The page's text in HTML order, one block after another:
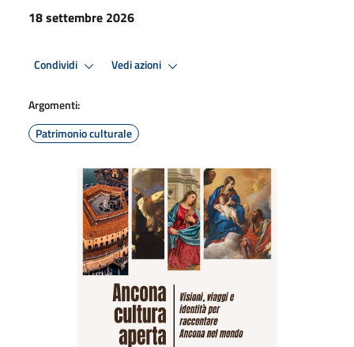
18 settembre 2026
Condividi Vedi azioni
Argomenti:
Patrimonio culturale